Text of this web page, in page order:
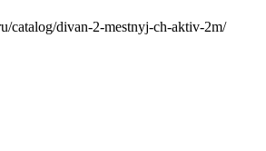
catalog/divan-2-mestnyj-ch-aktiv-2m/